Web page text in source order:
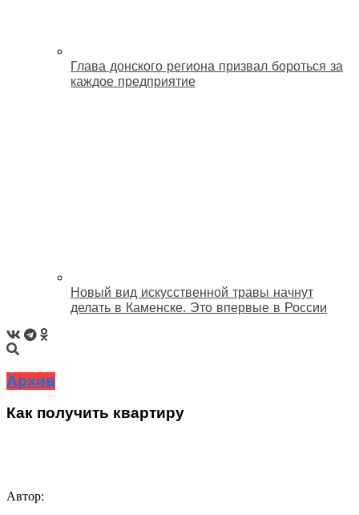
Глава донского региона призвал бороться за
каждое предприятие
Новый вид искусственной травы начнут
делать в Каменске. Это впервые в России
Архив
Как получить квартиру
Автор: